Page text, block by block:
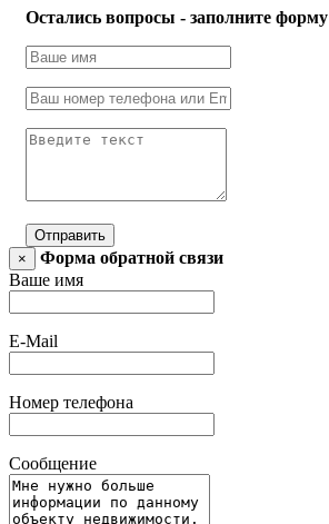
Остались вопросы - заполните форму
Отправить
×
Форма обратной связи
Ваше имя
E-Mail
Номер телефона
Сообщение